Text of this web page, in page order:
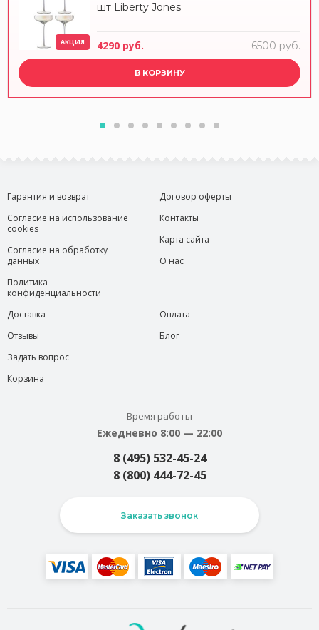
АКЦИЯ
шт Liberty Jones
4290 руб. 6500 руб.
В КОРЗИНУ
Гарантия и возврат
Согласие на использование
cookies
Согласие на обработку
данных
Политика
конфиденциальности
Договор оферты
Контакты
Карта сайта
О нас
Доставка
Отзывы
Задать вопрос
Корзина
Оплата
Блог
Время работы
Ежедневно 8:00 — 22:00
8 (495) 532-45-24
8 (800) 444-72-45
Заказать звонок